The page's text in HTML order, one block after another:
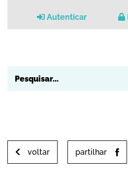
Autenticar
voltar partilhar